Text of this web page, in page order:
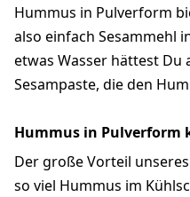
Hummus in Pulverform
also einfach Sesammehl
etwas Wasser hättest Du
Sesampaste, die den
Hummus in Pulverform
Der große Vorteil
so viel Hummus im